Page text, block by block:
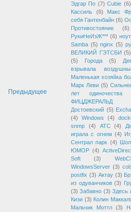
Предыдущее
Эдгар По (7) Cubie (6)
Кассиль
(6) Макс
себя Гантенбайн (6)
Противостояние
(6)
РукиНеИзЖ*** (6)
Samba (5) nginx (5)
ВЕЛИКИЙ ГЭТСБИ (5)
(5)
Города (5)
взрывала
Маленькая хозяйка
Марк Леви (5)
лет одиночества
ФИЦДЖЕРАЛЬД
Достоевский (5)
(4)
Windows (4)
snmp
(4) АТС (4)
играла с огнем (4)
Сентрал парк (4)
ЮМОР (4)
Soft
(3)
WindowsServer (3)
postfix (3) Актау (3)
из одуванчиков (3)
(3) Забавно (3) Здесь
Кизи (3) Колин
Мальчик Моттл (3)